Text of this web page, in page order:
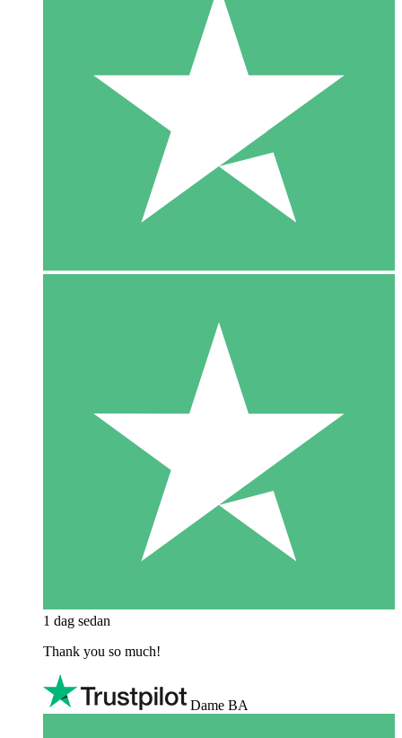
1 dag sedan
Thank you so much!
Dame BA